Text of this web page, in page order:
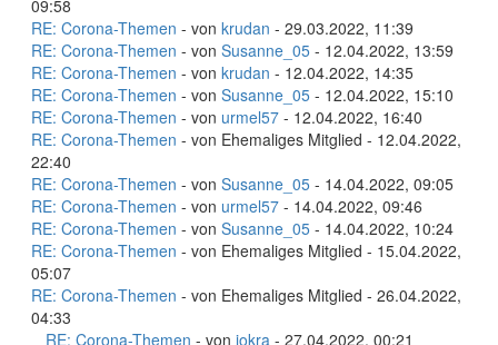
09:58
RE: Corona-Themen - von krudan - 29.03.2022, 11:39
RE: Corona-Themen - von Susanne_05 - 12.04.2022, 13:59
RE: Corona-Themen - von krudan - 12.04.2022, 14:35
RE: Corona-Themen - von Susanne_05 - 12.04.2022, 15:10
RE: Corona-Themen - von urmel57 - 12.04.2022, 16:40
RE: Corona-Themen - von Ehemaliges Mitglied - 12.04.2022,
22:40
RE: Corona-Themen - von Susanne_05 - 14.04.2022, 09:05
RE: Corona-Themen - von urmel57 - 14.04.2022, 09:46
RE: Corona-Themen - von Susanne_05 - 14.04.2022, 10:24
RE: Corona-Themen - von Ehemaliges Mitglied - 15.04.2022,
05:07
RE: Corona-Themen - von Ehemaliges Mitglied - 26.04.2022,
04:33
RE: Corona-Themen - von jokra - 27.04.2022, 00:21